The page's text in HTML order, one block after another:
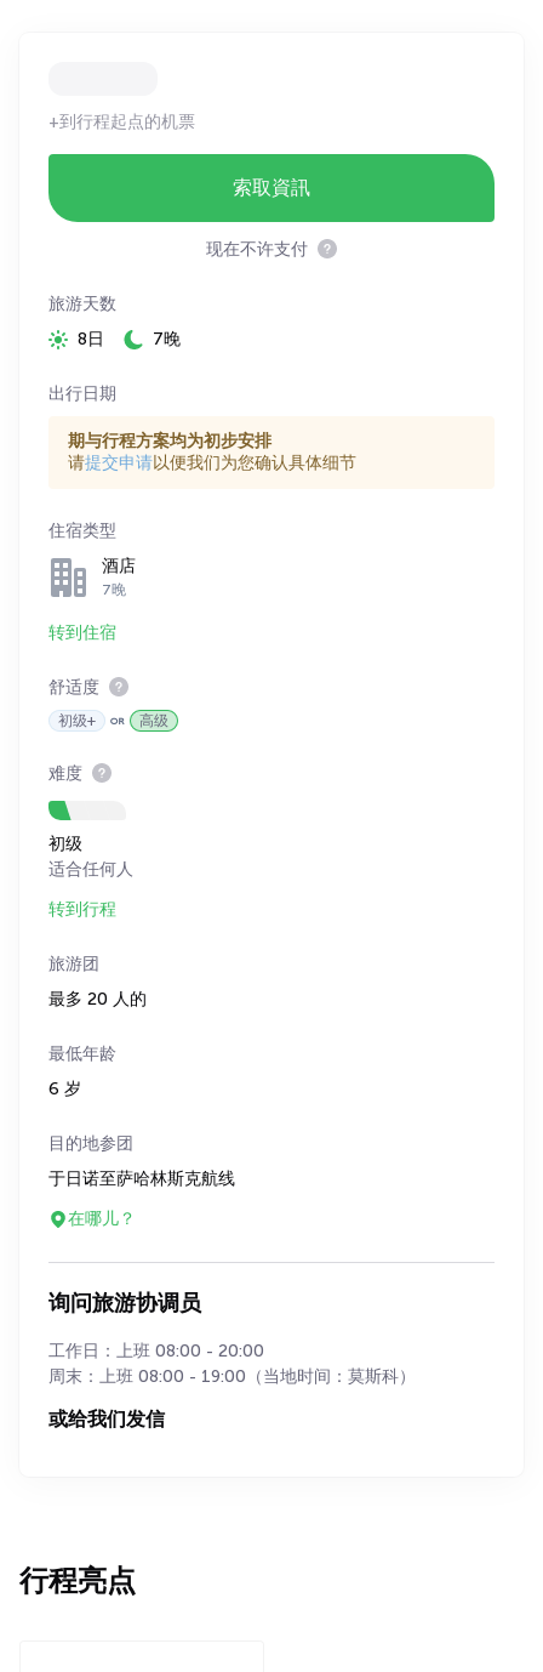
+到行程起点的机票
索取資訊
现在不许支付
旅游天数
8日
7晚
出行日期
期与行程方案均为初步安排
请提交申请以便我们为您确认具体细节
住宿类型
酒店
7晚
转到住宿
舒适度
初级+ 高级
难度
初级
适合任何人
转到行程
旅游团
最多 20 人的
最低年龄
6 岁
目的地参团
于日诺至萨哈林斯克航线
在哪儿？
询问旅游协调员
工作日：上班 08:00 - 20:00
周末：上班 08:00 - 19:00（当地时间：莫斯科）
或给我们发信
行程亮点